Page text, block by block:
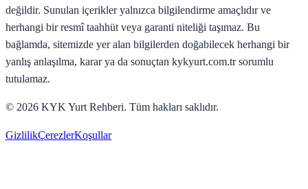
değildir. Sunulan içerikler yalnızca bilgilendirme amaçlıdır ve
herhangi bir resmî taahhüt veya garanti niteliği taşımaz. Bu
bağlamda, sitemizde yer alan bilgilerden doğabilecek herhangi bir
yanlış anlaşılma, karar ya da sonuçtan kykyurt.com.tr sorumlu
tutulamaz.
© 2026 KYK Yurt Rehberi. Tüm hakları saklıdır.
GizlilikÇerezlerKoşullar